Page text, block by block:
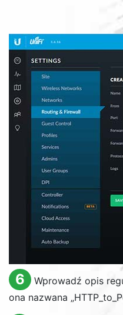
6
Wprowadź opis
ona nazwana „